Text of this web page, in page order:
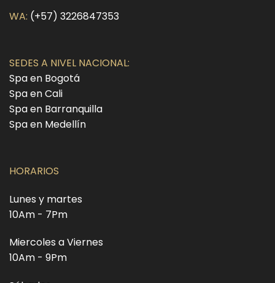
WA: (+57) 3226847353
SEDES A NIVEL NACIONAL:
Spa en Bogotá
Spa en Cali
Spa en Barranquilla
Spa en Medellín
HORARIOS
Lunes y martes
10Am - 7Pm
Miercoles a Viernes
10Am - 9Pm